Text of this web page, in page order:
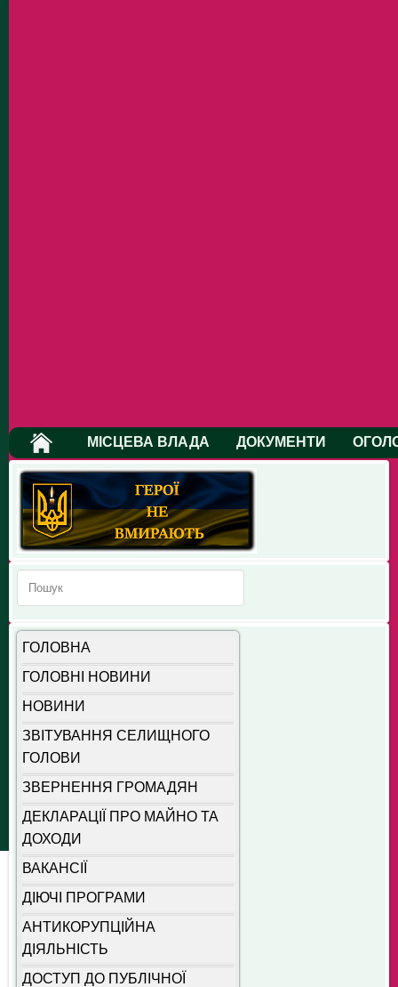
МІСЦЕВА ВЛАДА ДОКУМЕНТИ
ГОЛОВНА
ГОЛОВНІ НОВИНИ
НОВИНИ
ЗВІТУВАННЯ СЕЛИЩНОГО
ГОЛОВИ
ЗВЕРНЕННЯ ГРОМАДЯН
ДЕКЛАРАЦІЇ ПРО МАЙНО ТА
ДОХОДИ
ВАКАНСІЇ
ДІЮЧІ ПРОГРАМИ
АНТИКОРУПЦІЙНА
ДІЯЛЬНІСТЬ
ДОСТУП ДО ПУБЛІЧНОЇ